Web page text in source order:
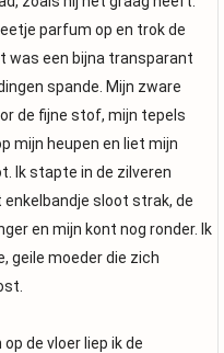
parfum op en trok de
was een bijna transparant
spande. Mijn zware
de fijne stof, mijn tepels
mijn heupen en liet mijn
Ik stapte in de zilveren
sloot strak, de
en mijn kont nog ronder. Ik
geile moeder die zich
de vloer liep ik de